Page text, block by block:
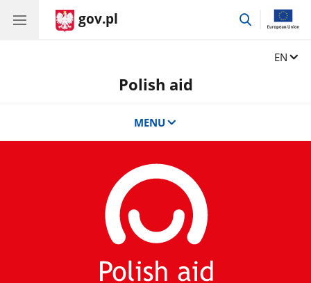
gov.pl
EN
Polish aid
MENU